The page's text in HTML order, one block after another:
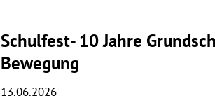
Schulfest- 10 Jahre
Bewegung
13.06.2026